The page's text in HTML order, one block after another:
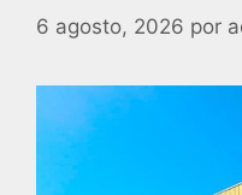
6 agosto, 2026 por